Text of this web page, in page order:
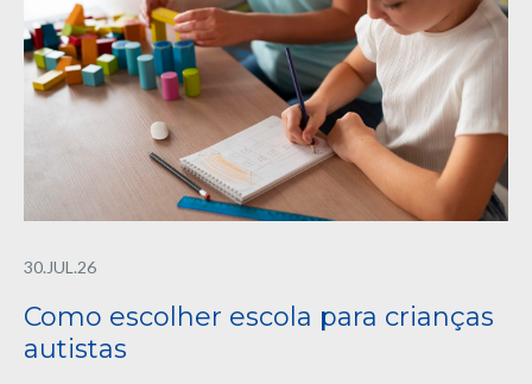
30.JUL.26
Como escolher escola para crianças
autistas